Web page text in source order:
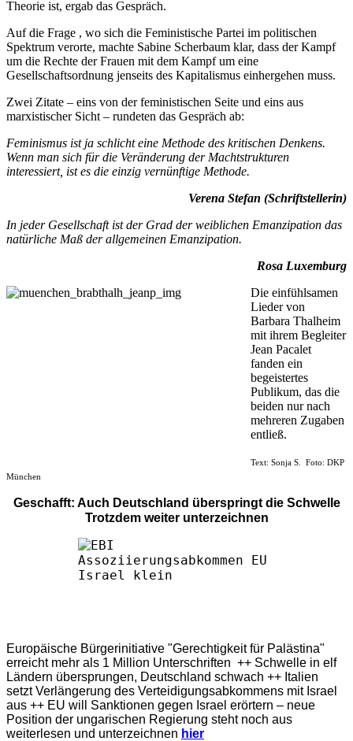
Theorie ist, ergab das Gespräch.
Auf die Frage , wo sich die Feministische Partei im politischen
Spektrum verorte, machte Sabine Scherbaum klar, dass der Kampf
um die Rechte der Frauen mit dem Kampf um eine
Gesellschaftsordnung jenseits des Kapitalismus einhergehen muss.
Zwei Zitate – eins von der feministischen Seite und eins aus
marxistischer Sicht – rundeten das Gespräch ab:
Feminismus ist ja schlicht eine Methode des kritischen Denkens.
Wenn man sich für die Veränderung der Machtstrukturen
interessiert, ist es die einzig vernünftige Methode.
Verena Stefan (Schriftstellerin)
In jeder Gesellschaft ist der Grad der weiblichen Emanzipation das
natürliche Maß der allgemeinen Emanzipation.
Rosa Luxemburg
Die einfühlsamen
Lieder von
Barbara Thalheim
mit ihrem Begleiter
Jean Pacalet
fanden ein
begeistertes
Publikum, das die
beiden nur nach
mehreren Zugaben
entließ.
Text: Sonja S. Foto: DKP
München
Geschafft: Auch Deutschland überspringt die Schwelle
Trotzdem weiter unterzeichnen
Europäische Bürgerinitiative "Gerechtigkeit für Palästina"
erreicht mehr als 1 Million Unterschriften ++ Schwelle in elf
Ländern übersprungen, Deutschland schwach ++ Italien
setzt Verlängerung des Verteidigungsabkommens mit Israel
aus ++ EU will Sanktionen gegen Israel erörtern – neue
Position der ungarischen Regierung steht noch aus
weiterlesen und unterzeichnen hier